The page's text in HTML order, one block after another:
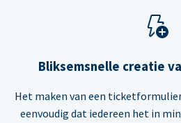
Bliksemsnelle creatie
Het maken van een
eenvoudig dat iedereen het in